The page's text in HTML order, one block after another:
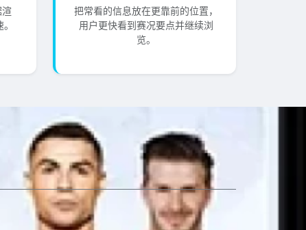
把常看的信息放在更靠前的位置，
用户更快看到赛况要点并继续浏
览。